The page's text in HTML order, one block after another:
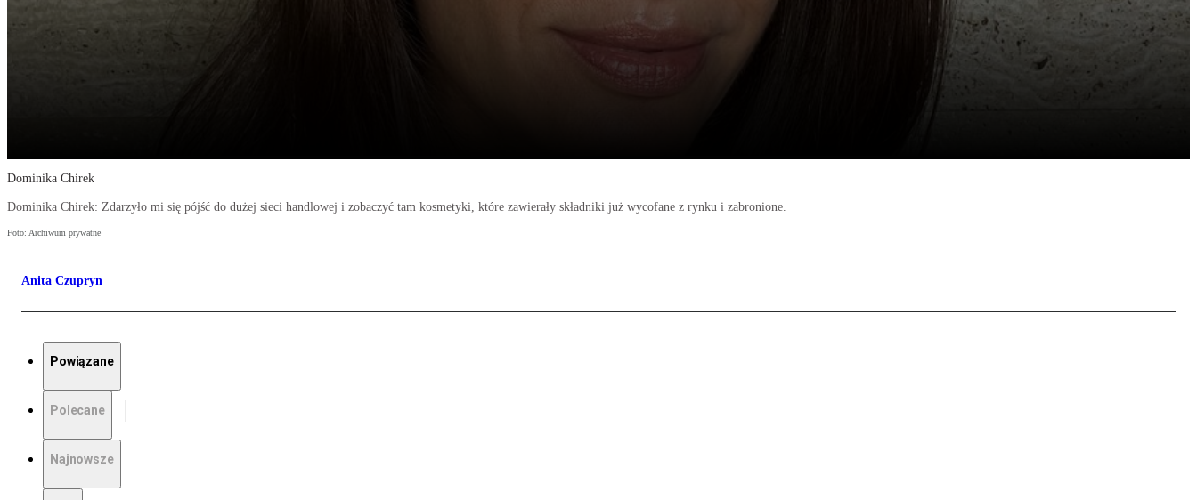
Dominika Chirek
Dominika Chirek: Zdarzyło mi się pójść do dużej sieci handlowej i zobaczyć tam kosmetyki, które zawierały składniki już wycofane z rynku i zabronione.
Foto: Archiwum prywatne
Anita Czupryn
Powiązane
Polecane
Najnowsze